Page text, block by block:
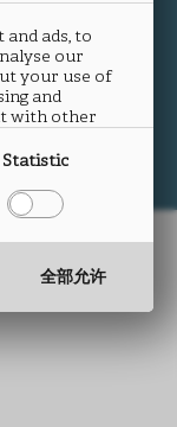
ads, to
our
your use of
and
with other
services.
Statistic
全部允许